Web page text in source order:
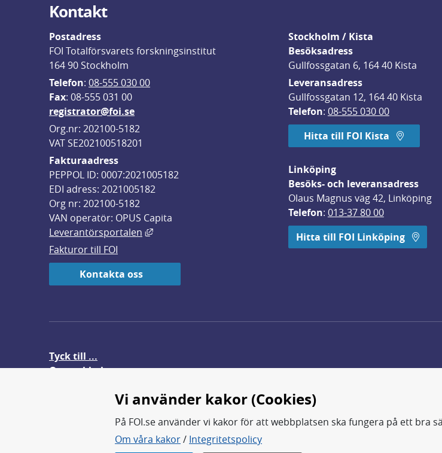
Kontakt
Postadress
FOI Totalförsvarets forskningsinstitut
164 90 Stockholm
Telefon: 08-555 030 00
Fax: 08-555 031 00
registrator@foi.se
Org.nr: 202100-5182
VAT SE202100518201
Fakturaadress
PEPPOL ID: 0007:2021005182
EDI adress: 2021005182
Org nr: 202100-5182
VAN operatör: OPUS Capita
Leverantörsportalen
Länk till annan webbplats, öppnas i nytt fönster.
Fakturor till FOI
Kontakta oss
Stockholm / Kista
Besöksadress
Gullfossgatan 6, 164 40 Kista
Leveransadress
Gullfossgatan 12, 164 40 Kista
Telefon: 08-555 030 00
Hitta till FOI Kista
Linköping
Besöks- och leveransadress
Olaus Magnus väg 42, Linköping
Telefon: 013-37 80 00
Hitta till FOI Linköping
Tyck till ...
Om webbplatsen
FOI forskar för en säkrare värld.
Vi använder kakor (Cookies)
På FOI.se använder vi kakor för att webbplatsen ska fungera på ett bra
Om våra kakor/ Integritetspolicy